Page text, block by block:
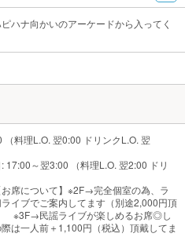
ハナ向かいのアーケードから入ってく
（料理L.O. 翌0:00 ドリンクL.O. 翌
17:00～翌3:00 （料理L.O. 翌2:00 ドリ
席について】※2F→完全個室の為、ラ
イブでご案内してます（別途2,000円頂
※3F→民謡ライブが楽しめるお席◎し
は一人前＋1,100円（税込）頂戴してま